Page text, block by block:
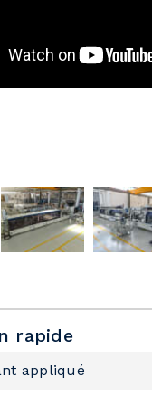
rapide
appliqué